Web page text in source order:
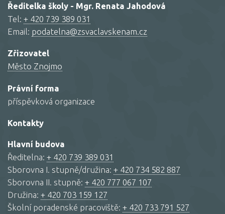
Ředitelka školy - Mgr. Renata Jahodová
Tel: + 420 739 389 031
Email: podatelna@zsvaclavskenam.cz
Zřizovatel
Město Znojmo
Právní forma
příspěvková organizace
Kontakty
Hlavní budova
Ředitelna: + 420 739 389 031
Sborovna I. stupně/družina: + 420 734 582 887
Sborovna II. stupně: + 420 777 067 107
Družina: + 420 703 159 127
Školní poradenské pracoviště: + 420 733 791 527